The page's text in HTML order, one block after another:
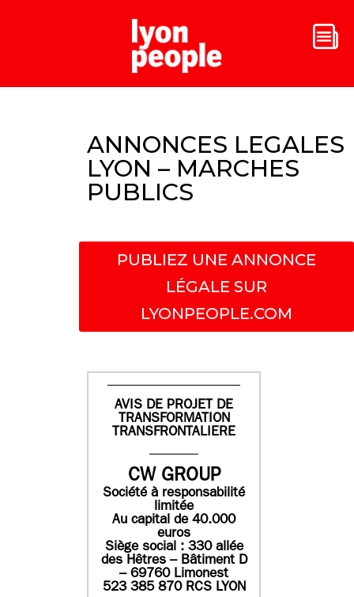
ANNONCES LEGALES
LYON – MARCHES
PUBLICS
PUBLIEZ UNE ANNONCE
LÉGALE SUR
LYONPEOPLE.COM
AVIS DE PROJET DE
TRANSFORMATION
TRANSFRONTALIERE
CW GROUP
Société à responsabilité
limitée
Au capital de 40.000
euros
Siège social : 330 allée
des Hêtres – Bâtiment D
– 69760 Limonest
523 385 870 RCS LYON